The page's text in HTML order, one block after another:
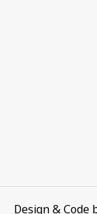
Design & Code